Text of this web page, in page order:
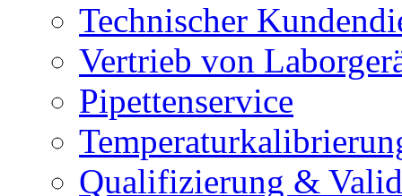
Technischer
Vertrieb von
Pipettenservice
Qualifizierung &